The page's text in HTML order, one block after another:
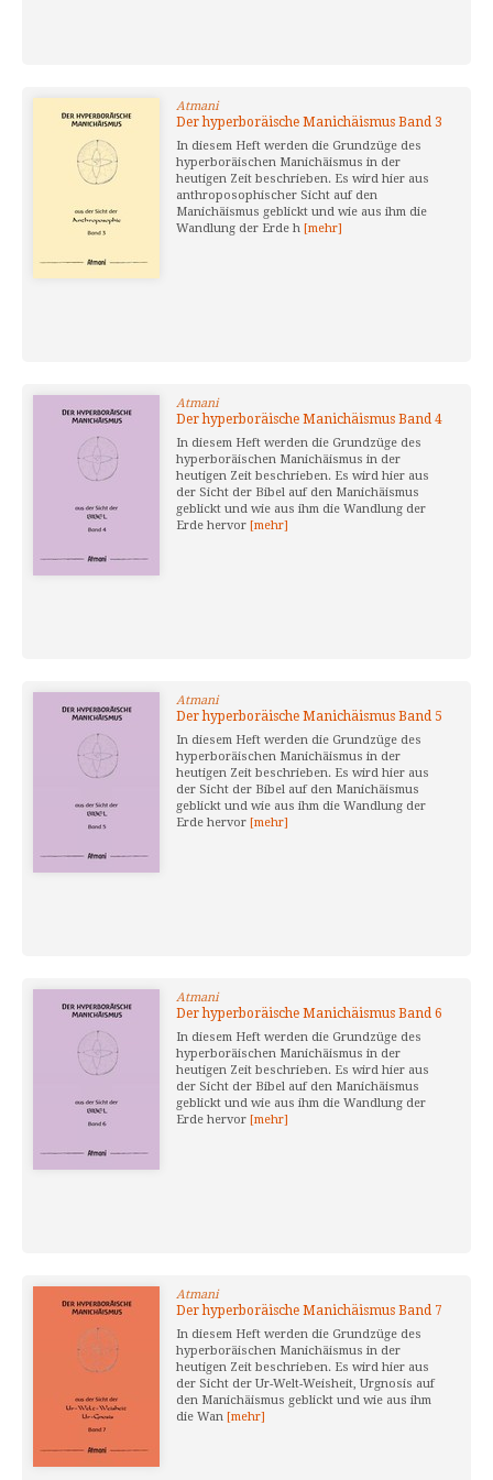
Atmani
Der hyperboräische Manichäismus Band 3
In diesem Heft werden die Grundzüge des
hyperboräischen Manichäismus in der
heutigen Zeit beschrieben. Es wird hier aus
anthroposophischer Sicht auf den
Manichäismus geblickt und wie aus ihm die
Wandlung der Erde h [mehr]
Atmani
Der hyperboräische Manichäismus Band 4
In diesem Heft werden die Grundzüge des
hyperboräischen Manichäismus in der
heutigen Zeit beschrieben. Es wird hier aus
der Sicht der Bibel auf den Manichäismus
geblickt und wie aus ihm die Wandlung der
Erde hervor [mehr]
Atmani
Der hyperboräische Manichäismus Band 5
In diesem Heft werden die Grundzüge des
hyperboräischen Manichäismus in der
heutigen Zeit beschrieben. Es wird hier aus
der Sicht der Bibel auf den Manichäismus
geblickt und wie aus ihm die Wandlung der
Erde hervor [mehr]
Atmani
Der hyperboräische Manichäismus Band 6
In diesem Heft werden die Grundzüge des
hyperboräischen Manichäismus in der
heutigen Zeit beschrieben. Es wird hier aus
der Sicht der Bibel auf den Manichäismus
geblickt und wie aus ihm die Wandlung der
Erde hervor [mehr]
Atmani
Der hyperboräische Manichäismus Band 7
In diesem Heft werden die Grundzüge des
hyperboräischen Manichäismus in der
heutigen Zeit beschrieben. Es wird hier aus
der Sicht der Ur-Welt-Weisheit, Urgnosis auf
den Manichäismus geblickt und wie aus ihm
die Wan [mehr]